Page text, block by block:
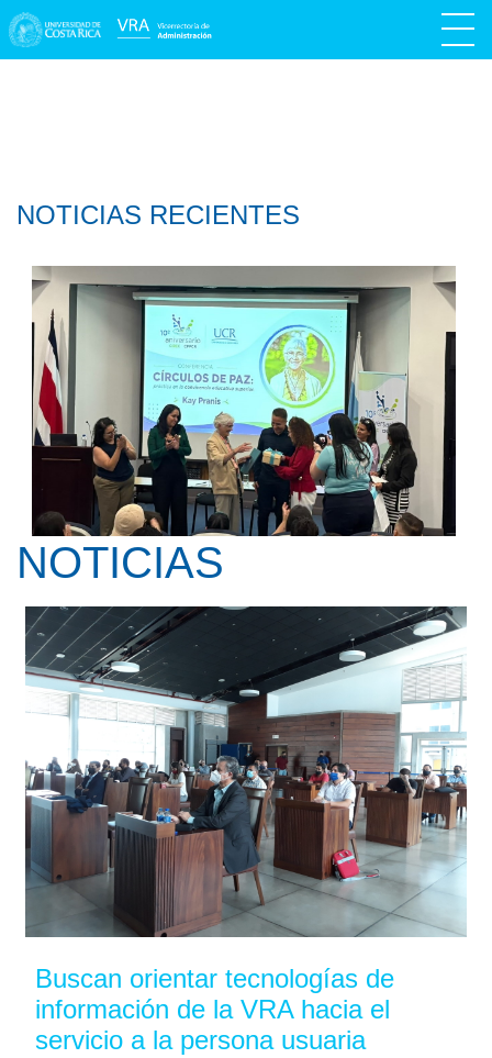
NOTICIAS
Buscan orientar tecnologías de
información de la VRA hacia el
servicio a la persona usuaria
NOTICIAS RECIENTES
Kay Pranis ofreció la conferencia ...